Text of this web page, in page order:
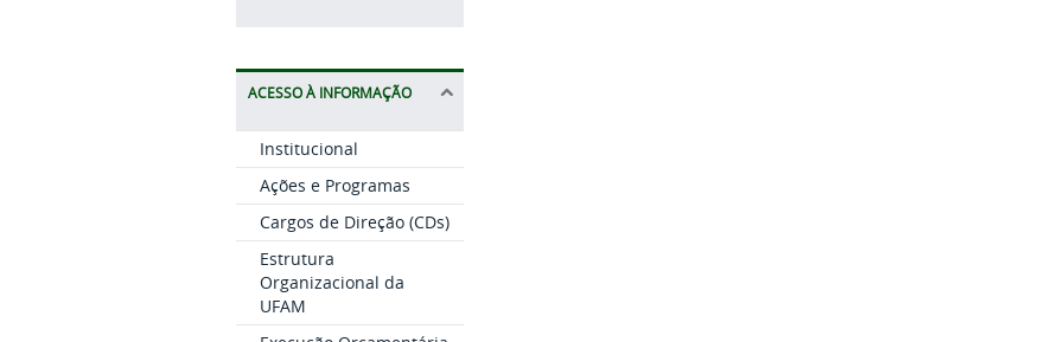
ACESSO À INFORMAÇÃO
Institucional
Ações e Programas
Cargos de Direção (CDs)
Estrutura
Organizacional da
UFAM